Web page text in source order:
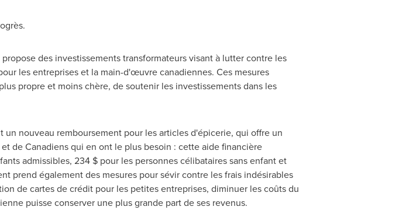
des investissements transformateurs visant à lutter contre les
les entreprises et la main-d'œuvre canadiennes. Ces mesures
propre et moins chère, de soutenir les investissements dans les
nouveau remboursement pour les articles d'épicerie, qui offre un
de Canadiens qui en ont le plus besoin : cette aide financière
admissibles, 234 $ pour les personnes célibataires sans enfant et
prend également des mesures pour sévir contre les frais indésirables
de cartes de crédit pour les petites entreprises, diminuer les coûts du
puisse conserver une plus grande part de ses revenus.